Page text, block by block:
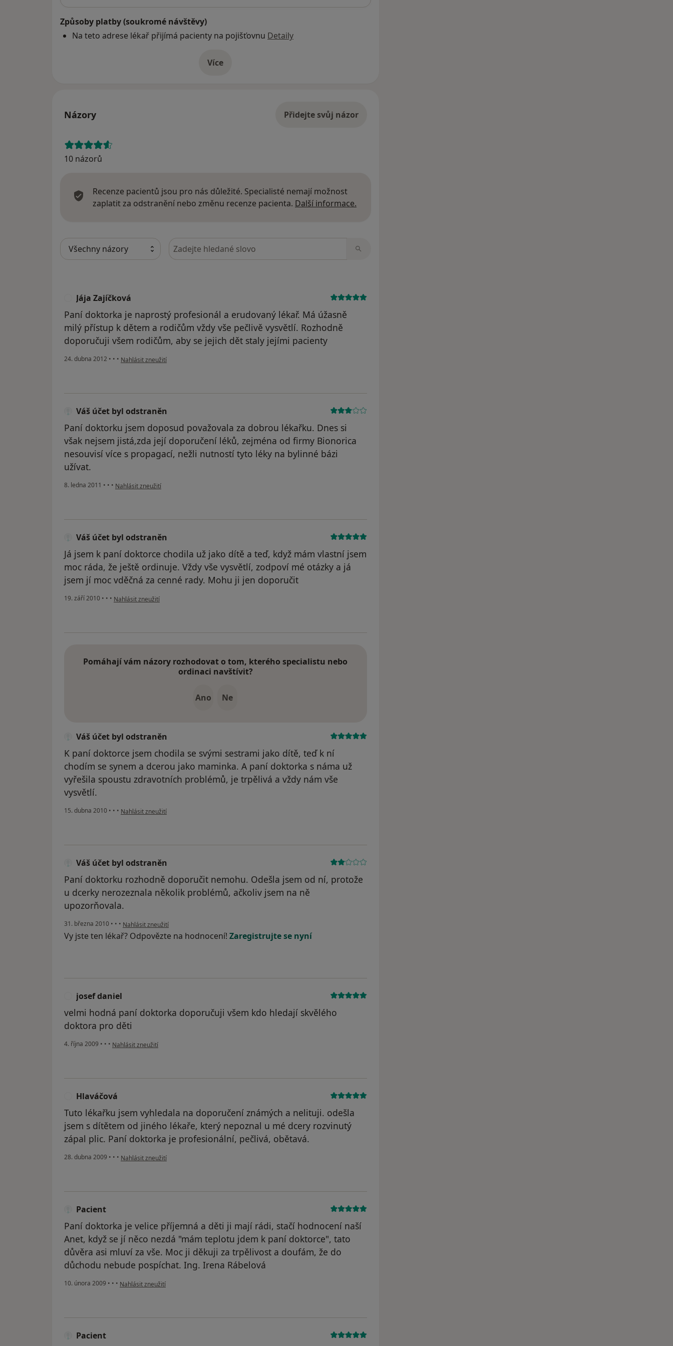
Způsoby platby (soukromé návštěvy)
Na teto adrese lékař přijímá pacienty na pojišťovnu Detaily
Víceo adrese
Názory Přidejte svůj názor
10 názorů
Recenze pacientů jsou pro nás důležité. Specialisté nemají možnost
zaplatit za odstranění nebo změnu recenze pacienta. Další informace.
Hledejte v názorech
Jája Zajíčková
Paní doktorka je naprostý profesionál a erudovaný lékař. Má úžasně
milý přístup k dětem a rodičům vždy vše pečlivě vysvětlí. Rozhodně
doporučuji všem rodičům, aby se jejich dět staly jejími pacienty
24. dubna 2012 • • • podle názoru uživatele Jája Zajíčková
Nahlásit zneužití
Váš účet byl odstraněn
Paní doktorku jsem doposud považovala za dobrou lékařku. Dnes si
však nejsem jistá,zda její doporučení léků, zejména od firmy Bionorica
nesouvisí více s propagací, nežli nutností tyto léky na bylinné bázi
užívat.
8. ledna 2011 • • • podle názoru uživatele Váš účet byl odstraněn
Nahlásit zneužití
Váš účet byl odstraněn
Já jsem k paní doktorce chodila už jako dítě a teď, když mám vlastní jsem
moc ráda, že ještě ordinuje. Vždy vše vysvětlí, zodpoví mé otázky a já
jsem jí moc vděčná za cenné rady. Mohu ji jen doporučit
19. září 2010 • • • podle názoru uživatele Váš účet byl odstraněn
Nahlásit zneužití
Pomáhají vám názory rozhodovat o tom, kterého specialistu nebo
ordinaci navštívit?
Ano Ne
Váš účet byl odstraněn
K paní doktorce jsem chodila se svými sestrami jako dítě, teď k ní
chodím se synem a dcerou jako maminka. A paní doktorka s náma už
vyřešila spoustu zdravotních problémů, je trpělivá a vždy nám vše
vysvětlí.
15. dubna 2010 • • • podle názoru uživatele Váš účet byl odstraněn
Nahlásit zneužití
Váš účet byl odstraněn
Paní doktorku rozhodně doporučit nemohu. Odešla jsem od ní, protože
u dcerky nerozeznala několik problémů, ačkoliv jsem na ně
upozorňovala.
31. března 2010 • • • podle názoru uživatele Váš účet byl odstraněn
Nahlásit zneužití
Vy jste ten lékař? Odpovězte na hodnocení! Zaregistrujte se nyní
josef daniel
velmi hodná paní doktorka doporučuji všem kdo hledají skvělého
doktora pro děti
4. října 2009 • • • podle názoru uživatele josef daniel
Nahlásit zneužití
Hlaváčová
Tuto lékařku jsem vyhledala na doporučení známých a nelituji. odešla
jsem s dítětem od jiného lékaře, který nepoznal u mé dcery rozvinutý
zápal plic. Paní doktorka je profesionální, pečlivá, obětavá.
28. dubna 2009 • • • podle názoru uživatele Hlaváčová
Nahlásit zneužití
Pacient
Paní doktorka je velice příjemná a děti ji mají rádi, stačí hodnocení naší
Anet, když se jí něco nezdá "mám teplotu jdem k paní doktorce", tato
důvěra asi mluví za vše. Moc ji děkuji za trpělivost a doufám, že do
důchodu nebude pospíchat. Ing. Irena Rábelová
10. února 2009 • • • podle názoru uživatele Pacient
Nahlásit zneužití
Pacient